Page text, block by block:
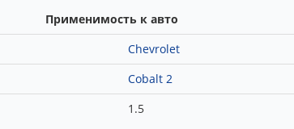
Применимость к авто
Chevrolet
Cobalt 2
1.5